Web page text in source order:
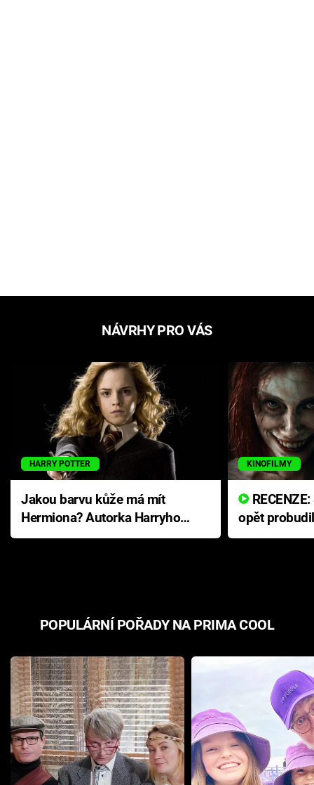
NÁVRHY PRO VÁS
HARRY POTTER
Jakou barvu kůže má mít
Hermiona? Autorka Harryho
Pottera přišla s ráznou
KINOFILMY
opět
přichází s
POPULÁRNÍ POŘADY NA PRIMA COOL